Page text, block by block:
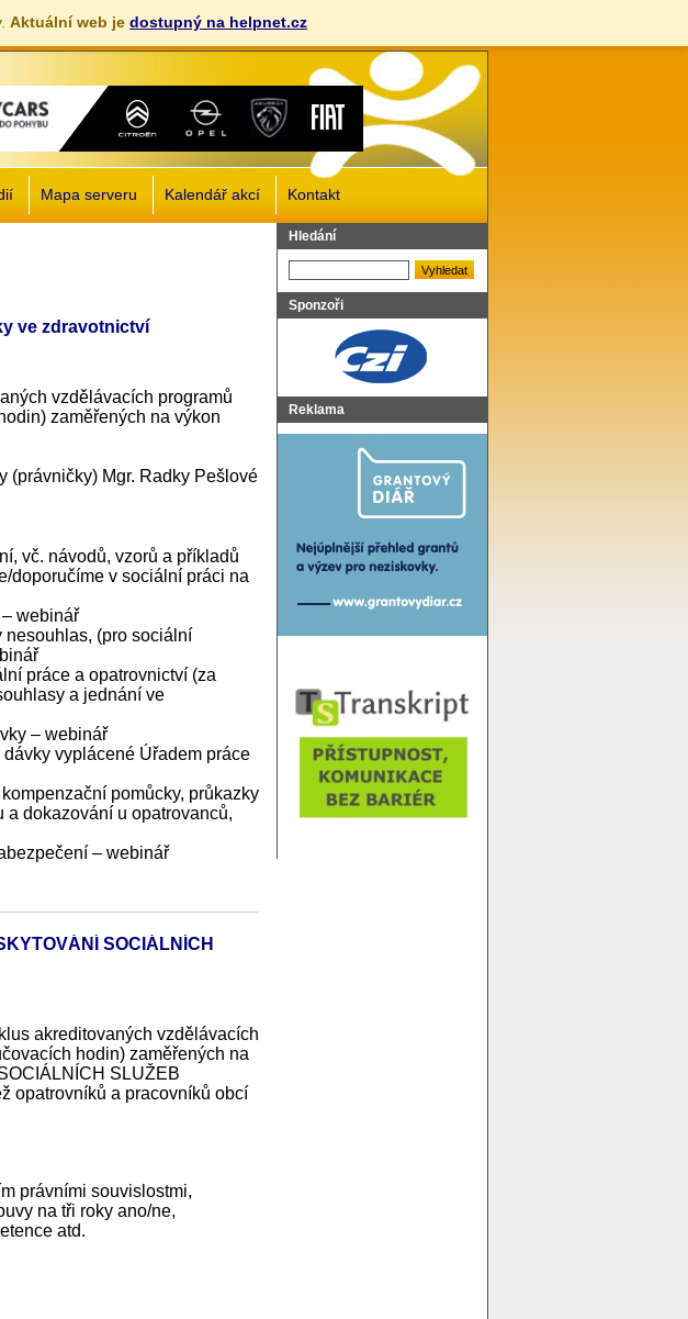
Aktuální web je dostupný na helpnet.cz
Mapa serveru Kalendář akcí Kontakt
ve zdravotnictví
vzdělávacích programů
zaměřených na výkon
(právničky) Mgr. Radky Pešlové
vč. návodů, vzorů a příkladů
doporučíme v sociální práci na
webinář
nesouhlas, (pro sociální
práce a opatrovnictví (za
a jednání ve
– webinář
vyplácené Úřadem práce
pomůcky, průkazky
dokazování u opatrovanců,
– webinář
SOCIÁLNÍCH
akreditovaných vzdělávacích
hodin) zaměřených na
SLUŽEB
opatrovníků a pracovníků obcí
právními souvislostmi,
na tři roky ano/ne,
atd.
Hledání
Sponzoři
Reklama